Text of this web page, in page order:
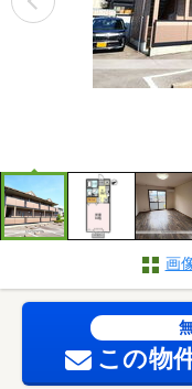
画
この物